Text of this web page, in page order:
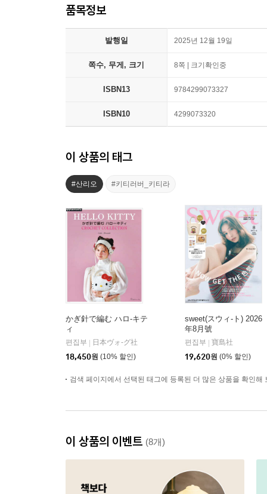
품목정보
발행일 2025년 12월 19일
쪽수, 무게, 크기 8쪽 | 크기확인중
ISBN13 9784299073327
ISBN10 4299073320
이 상품의 태그
#산리오 #키티러버_키티라
かぎ針で編む ハロ-キテ
ィ
편집부
日本ヴォ-グ社
18,450원 (10% 할인)
sweet(スウィ-ト) 2026
年8月號
편집부
寶島社
19,620원 (0% 할인)
검색 페이지에서 선택된 태그에 등록된 더 많은 상품을 확인해
이 상품의 이벤트 (8개)